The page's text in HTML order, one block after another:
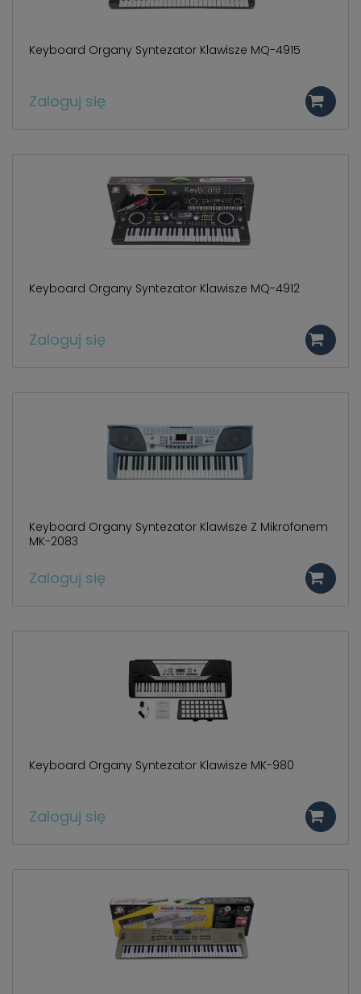
Keyboard Organy Syntezator Klawisze MQ-4915
Zaloguj się
Keyboard Organy Syntezator Klawisze MQ-4912
Zaloguj się
Keyboard Organy Syntezator Klawisze Z Mikrofonem
MK-2083
Zaloguj się
Keyboard Organy Syntezator Klawisze MK-980
Zaloguj się